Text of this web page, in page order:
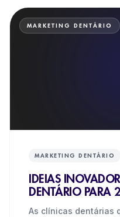
MARKETING DENTÁRIO
MARKETING DENTÁRIO
IDEIAS
DENTÁRIO PARA
As clínicas dentárias